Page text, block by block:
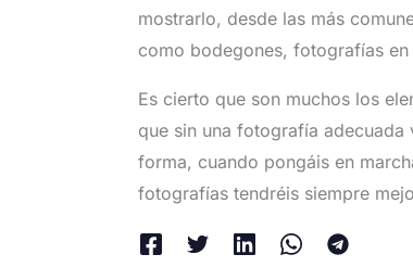
mostrarlo, desde las más
como bodegones, fotografías
Es cierto que son muchos los
que sin una fotografía adecuada
forma, cuando pongáis en
fotografías tendréis siempre